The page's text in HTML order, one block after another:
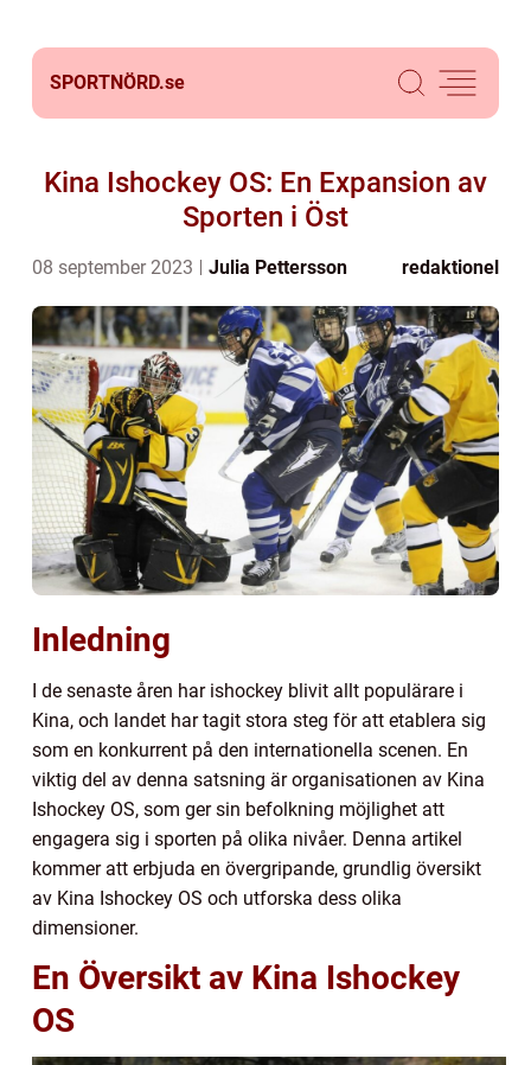
SPORTNÖRD.se
Kina Ishockey OS: En Expansion av
Sporten i Öst
08 september 2023 Julia Pettersson redaktionel
Inledning
I de senaste åren har ishockey blivit allt populärare i
Kina, och landet har tagit stora steg för att etablera sig
som en konkurrent på den internationella scenen. En
viktig del av denna satsning är organisationen av Kina
Ishockey OS, som ger sin befolkning möjlighet att
engagera sig i sporten på olika nivåer. Denna artikel
kommer att erbjuda en övergripande, grundlig översikt
av Kina Ishockey OS och utforska dess olika
dimensioner.
En Översikt av Kina Ishockey
OS